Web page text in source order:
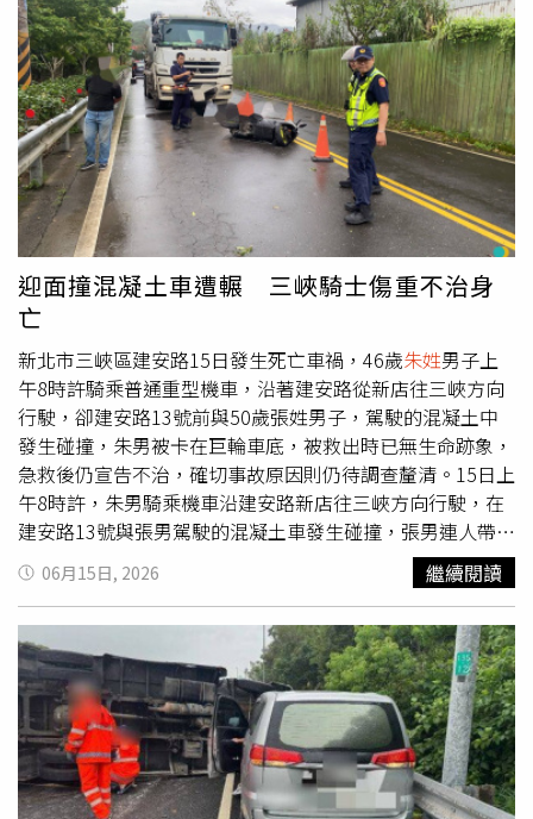
紹，73歲朱姓男子原本患有氣喘，平時靠藥物控制穩定，但
近3個月持續出現咳嗽、氣喘及呼吸不順等症狀，多次接受
抗生素治療仍未改善。經轉診進一步接受支氣管鏡檢查後，
醫療團隊在肺部檢體中發現裂褶菌（Schizophyllum
commune），俗稱白參或樹花菌。這類真菌常生長於腐爛
木材及潮濕木製品表面，梅雨季特別活躍，會釋放大量微小
孢子漂浮在空氣中，長期吸入後可能引發變應性支氣管肺真
菌病，甚至造成不可逆的肺功能損傷。曲霉菌與裂褶菌孢子
可能隨空氣飄散進入人體肺部。（圖／翻攝自極目新聞）另
一個案例則更具警示意義。周姓男子與妻子近期同時出現發
燒、咳嗽及咳痰等症狀，肺部電腦斷層（CT）檢查顯示雙
肺均有大片實變陰影。醫師起初懷疑是流感交叉感染或細菌
性肺炎，但接受抗感染治療後效果不佳。經反覆追問居住環
境後，夫妻倆才想起家中浴室長期漏水，客廳地板也逐漸出
現潮濕發黑情況。兩人返家後將部分地板撬開檢查，眼前景
象令人震驚。地板夾層內竟布滿厚厚黴菌，不僅木板受潮腐
蝕，空氣中更瀰漫濃厚霉味。經確認後發現，浴室漏水長期
滲入客廳地板下方，導致夾層形成高濕環境，成為黴菌大量
繁殖的溫床，而夫妻長期吸入漂浮於空氣中的黴菌孢子，最
終造成肺部感染。丁群力指出，曲霉菌（Aspergillus）是梅
雨季最活躍的真菌之一，約占空氣中真菌總量的12%。多數
免疫功能正常者可透過免疫系統清除吸入的孢子，但若本身
患有慢性疾病、免疫力較差，或長期暴露於高濃度黴菌環
境，即使是一般健康民眾，也可能遭受感染，引發曲霉菌性
肺炎，嚴重時甚至導致呼吸衰竭。醫師特別點名4類高風險
族群，包括血液腫瘤及接受放化療患者、長期使用類固醇或
免疫抑制劑者、慢性阻塞性肺病、糖尿病、肝硬化及慢性腎
病患者，以及長期暴露於高濃度黴菌環境中的木材加工、菇
迎面撞混凝土車遭輾 三峽騎士傷重不治身
亡
新北市三峽區建安路15日發生死亡車禍，46歲朱姓男子上
午8時許騎乘普通重型機車，沿著建安路從新店往三峽方向
行駛，卻建安路13號前與50歲張姓男子，駕駛的混凝土中
發生碰撞，朱男被卡在巨輪車底，被救出時已無生命跡象，
急救後仍宣告不治，確切事故原因則仍待調查釐清。15日上
午8時許，朱男騎乘機車沿建安路新店往三峽方向行駛，在
建安路13號與張男駕駛的混凝土車發生碰撞，張男連人帶車
倒地，遭混凝土中輾過，一度卡在車底，警消獲報後連忙趕
抵救援。張男被救出時已無生命跡象，由救護車連忙將他送
往新店耕莘醫院救護，但張男傷勢過重，經急救後仍宣告不
治，三峽分局交通分隊及成福派出所警力前往交通疏導及拍
照測繪事故現場，並通知鑑識人員到場採證，另調閱路口監
視器釐清事發經過。警方初步調查確認雙方持照條件正常，
朱男由醫院抽血檢驗是否有酒駕，張男酒測值為0.00mg/l，
另雙方尚未發現毒駕情事，確切車禍原因和事故責任則仍待
調查釐清。
06月15日, 2026 繼續閱讀